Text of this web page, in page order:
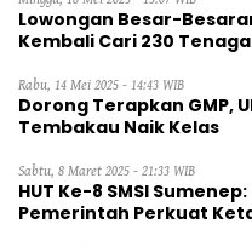
Lowongan Besar-
Kembali Cari 230
Rabu, 14 Mei 2025 - 14:43 WIB
Dorong Terapkan GMP,
Tembakau Naik Kelas
Sabtu, 8 Maret 2025 - 21:33 WIB
HUT Ke-8 SMSI
Pemerintah Perkuat